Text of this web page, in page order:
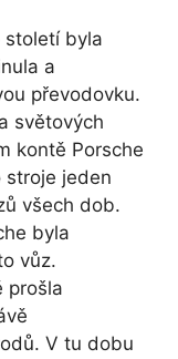
století byla
a
převodovku.
světových
kontě Porsche
stroje jeden
všech dob.
byla
vůz.
prošla
V tu dobu